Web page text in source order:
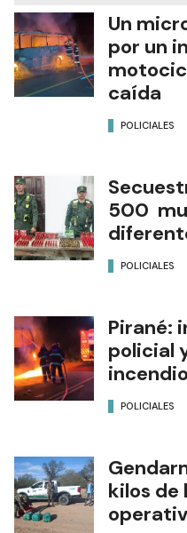
Un
por un
caída
POLICIALES
500
POLICIALES
Pirané:
policial
POLICIALES
kilos de